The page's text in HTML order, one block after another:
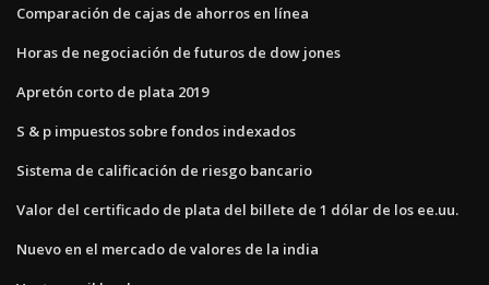
Comparación de cajas de ahorros en línea
Horas de negociación de futuros de dow jones
Apretón corto de plata 2019
S & p impuestos sobre fondos indexados
Sistema de calificación de riesgo bancario
Valor del certificado de plata del billete de 1 dólar de los ee.uu.
Nuevo en el mercado de valores de la india